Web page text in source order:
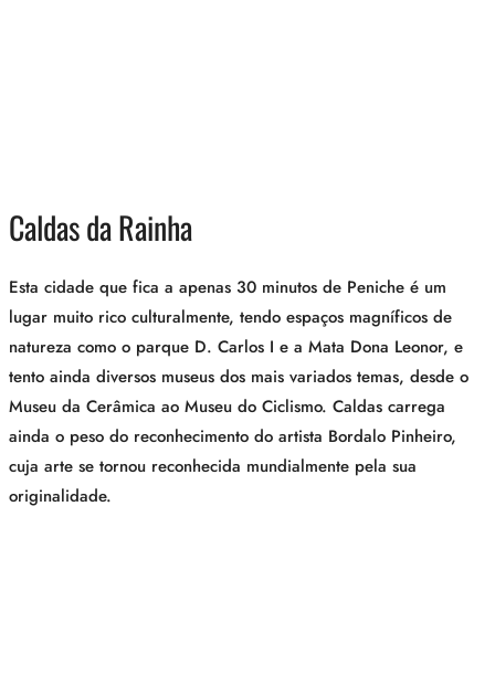
Caldas da Rainha
Esta cidade que fica a apenas 30 minutos de Peniche é um
lugar muito rico culturalmente, tendo espaços magníficos de
natureza como o parque D. Carlos I e a Mata Dona Leonor, e
tento ainda diversos museus dos mais variados temas, desde o
Museu da Cerâmica ao Museu do Ciclismo. Caldas carrega
ainda o peso do reconhecimento do artista Bordalo Pinheiro,
cuja arte se tornou reconhecida mundialmente pela sua
originalidade.